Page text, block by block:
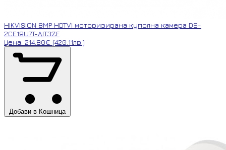
HIKVISION 8MP HDTVI моторизирана куполна камера DS-
2CE19U7T-AIT3ZF
Цена: 214.80€ (420.11лв.)
Добави в Кошница